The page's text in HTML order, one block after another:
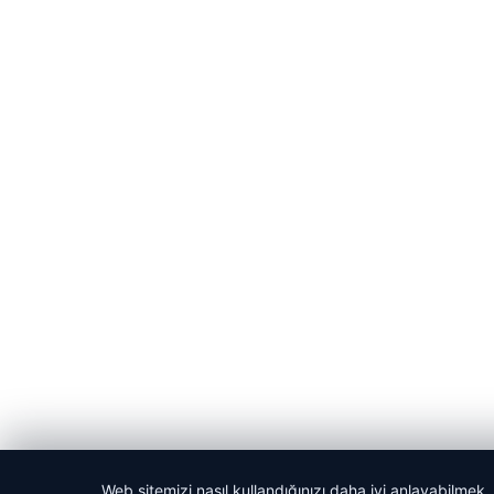
Web sitemizi nasıl kullandığınızı daha iyi